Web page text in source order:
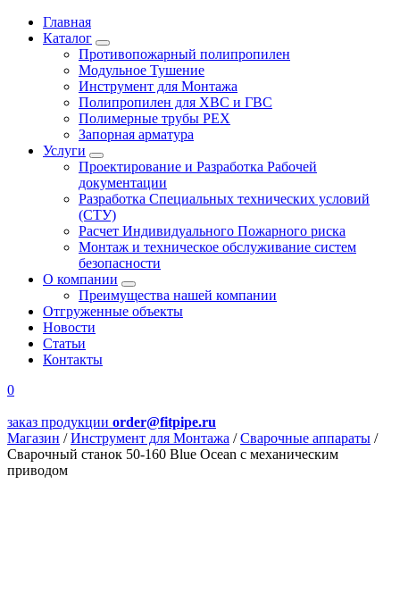
Главная
Каталог
Противопожарный полипропилен
Модульное Тушение
Инструмент для Монтажа
Полипропилен для ХВС и ГВС
Полимерные трубы PEX
Запорная арматура
Услуги
Проектирование и Разработка Рабочей
документации
Разработка Специальных технических условий
(СТУ)
Расчет Индивидуального Пожарного риска
Монтаж и техническое обслуживание систем
безопасности
О компании
Преимущества нашей компании
Отгруженные объекты
Новости
Статьи
Контакты
0
заказ продукции order@fitpipe.ru
Магазин /Инструмент для Монтажа /Сварочные аппараты /
Сварочный станок 50-160 Blue Ocean с механическим
приводом